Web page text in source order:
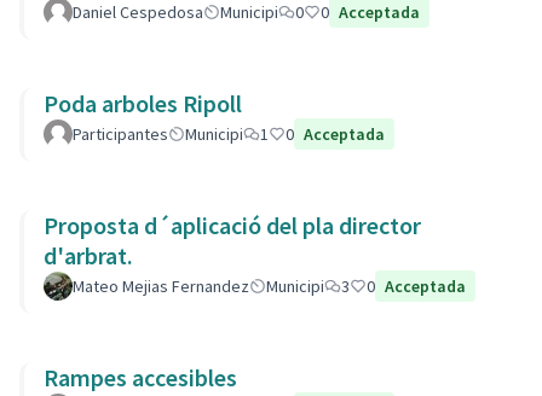
Daniel Cespedosa Municipi 0 0 Acceptada
Poda arboles Ripoll
Participantes Municipi 1 0 Acceptada
Proposta d´aplicació del pla director
d'arbrat.
Mateo Mejias Fernandez Municipi 3 0 Acceptada
Rampes accesibles